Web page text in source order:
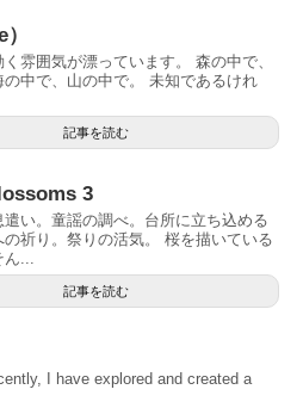
雰囲気が漂っています。 森の中で、
の中で、山の中で。 未知であるけれ
記事を読む
3
い。童謡の調べ。台所に立ち込める
祈り。祭りの活気。 桜を描いている
...
記事を読む
I have explored and created a